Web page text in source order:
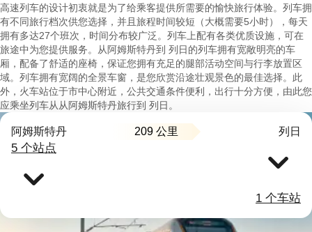
高速列车的设计初衷就是为了给乘客提供所需要的愉快旅行体验。列车拥
有不同旅行档次供您选择，并且旅程时间较短（大概需要5小时），每天
拥有多达27个班次，时间分布较广泛。列车上配有各类优质设施，可在
旅途中为您提供服务。从阿姆斯特丹到 列日的列车拥有宽敞明亮的车
厢，配备了舒适的座椅，保证您拥有充足的腿部活动空间与行李放置区
域。列车拥有宽阔的全景车窗，是您欣赏沿途壮观景色的最佳选择。此
外，火车站位于市中心附近，公共交通条件便利，出行十分方便，由此您
应乘坐列车从从阿姆斯特丹旅行到 列日。
阿姆斯特丹 209 公里 列日
5 个站点
1 个车站